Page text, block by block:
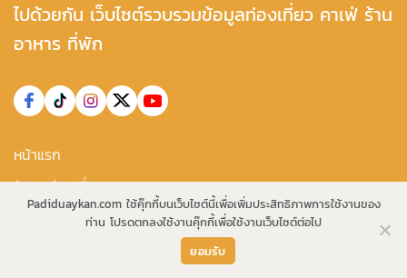
ไปด้วยกัน เว็บไซต์รวบรวมข้อมูลท่องเที่ยว คาเฟ่ ร้าน
อาหาร ที่พัก
หน้าแรก
ข้อมูลท่องเที่ยว
Padiduaykan.com ใช้คุ๊กกี้บนเว็บไซต์นี้เพื่อเพิ่มประสิทธิภาพการใช้งานของ
ท่าน โปรดตกลงใช้งานคุ๊กกี้เพื่อใช้งานเว็บไซต์ต่อไป
ยอมรับ